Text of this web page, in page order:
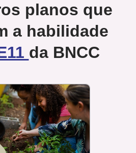
planos que
a habilidade
da BNCC